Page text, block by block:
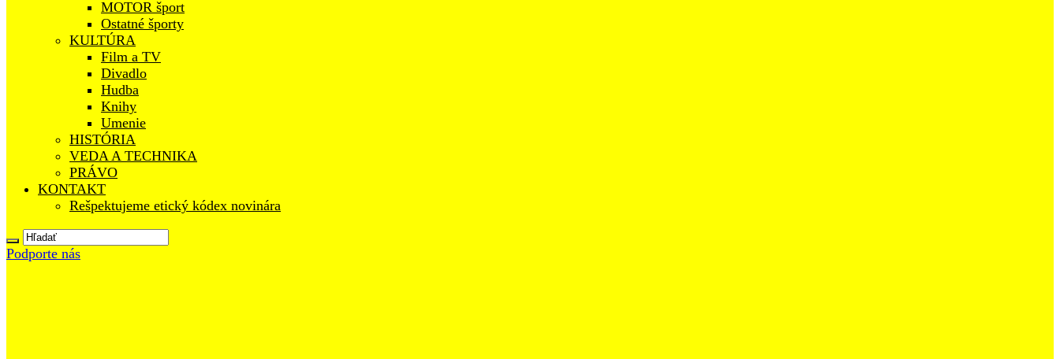
MOTOR šport
Ostatné športy
KULTÚRA
Film a TV
Divadlo
Hudba
Knihy
Umenie
HISTÓRIA
VEDA A TECHNIKA
PRÁVO
KONTAKT
Rešpektujeme etický kódex novinára
Podporte nás